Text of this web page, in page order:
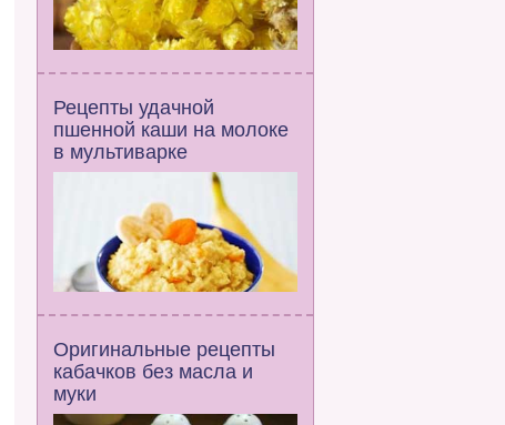
Рецепты удачной
пшенной каши на молоке
в мультиварке
Оригинальные рецепты
кабачков без масла и
муки